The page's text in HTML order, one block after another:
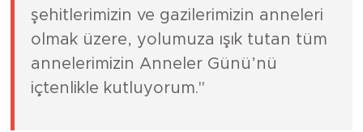
şehitlerimizin ve gazilerimizin anneleri
olmak üzere, yolumuza ışık tutan tüm
annelerimizin Anneler Günü’nü
içtenlikle kutluyorum."